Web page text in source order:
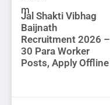
Jal Shakti Vibhag
Baijnath
Recruitment 2026 –
30 Para Worker
Posts, Apply Offline